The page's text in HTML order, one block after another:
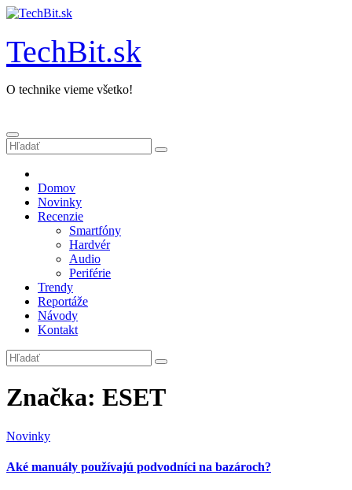
Prejsť
obsah
TechBit.sk
O technike vieme všetko!
Domov
Novinky
Recenzie
Smartfóny
Hardvér
Audio
Periférie
Trendy
Reportáže
Návody
Kontakt
Značka: ESET
Novinky
Aké manuály používajú podvodníci na bazároch?